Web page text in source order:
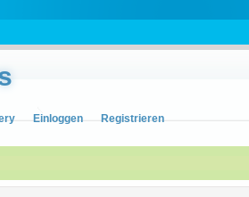
Einloggen Registrieren